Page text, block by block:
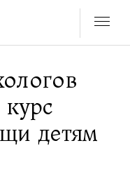
детям